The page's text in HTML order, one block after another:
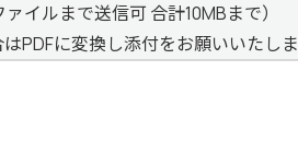
ァイルまで送信可 合計10MBまで）
PDFに変換し添付をお願いいたし